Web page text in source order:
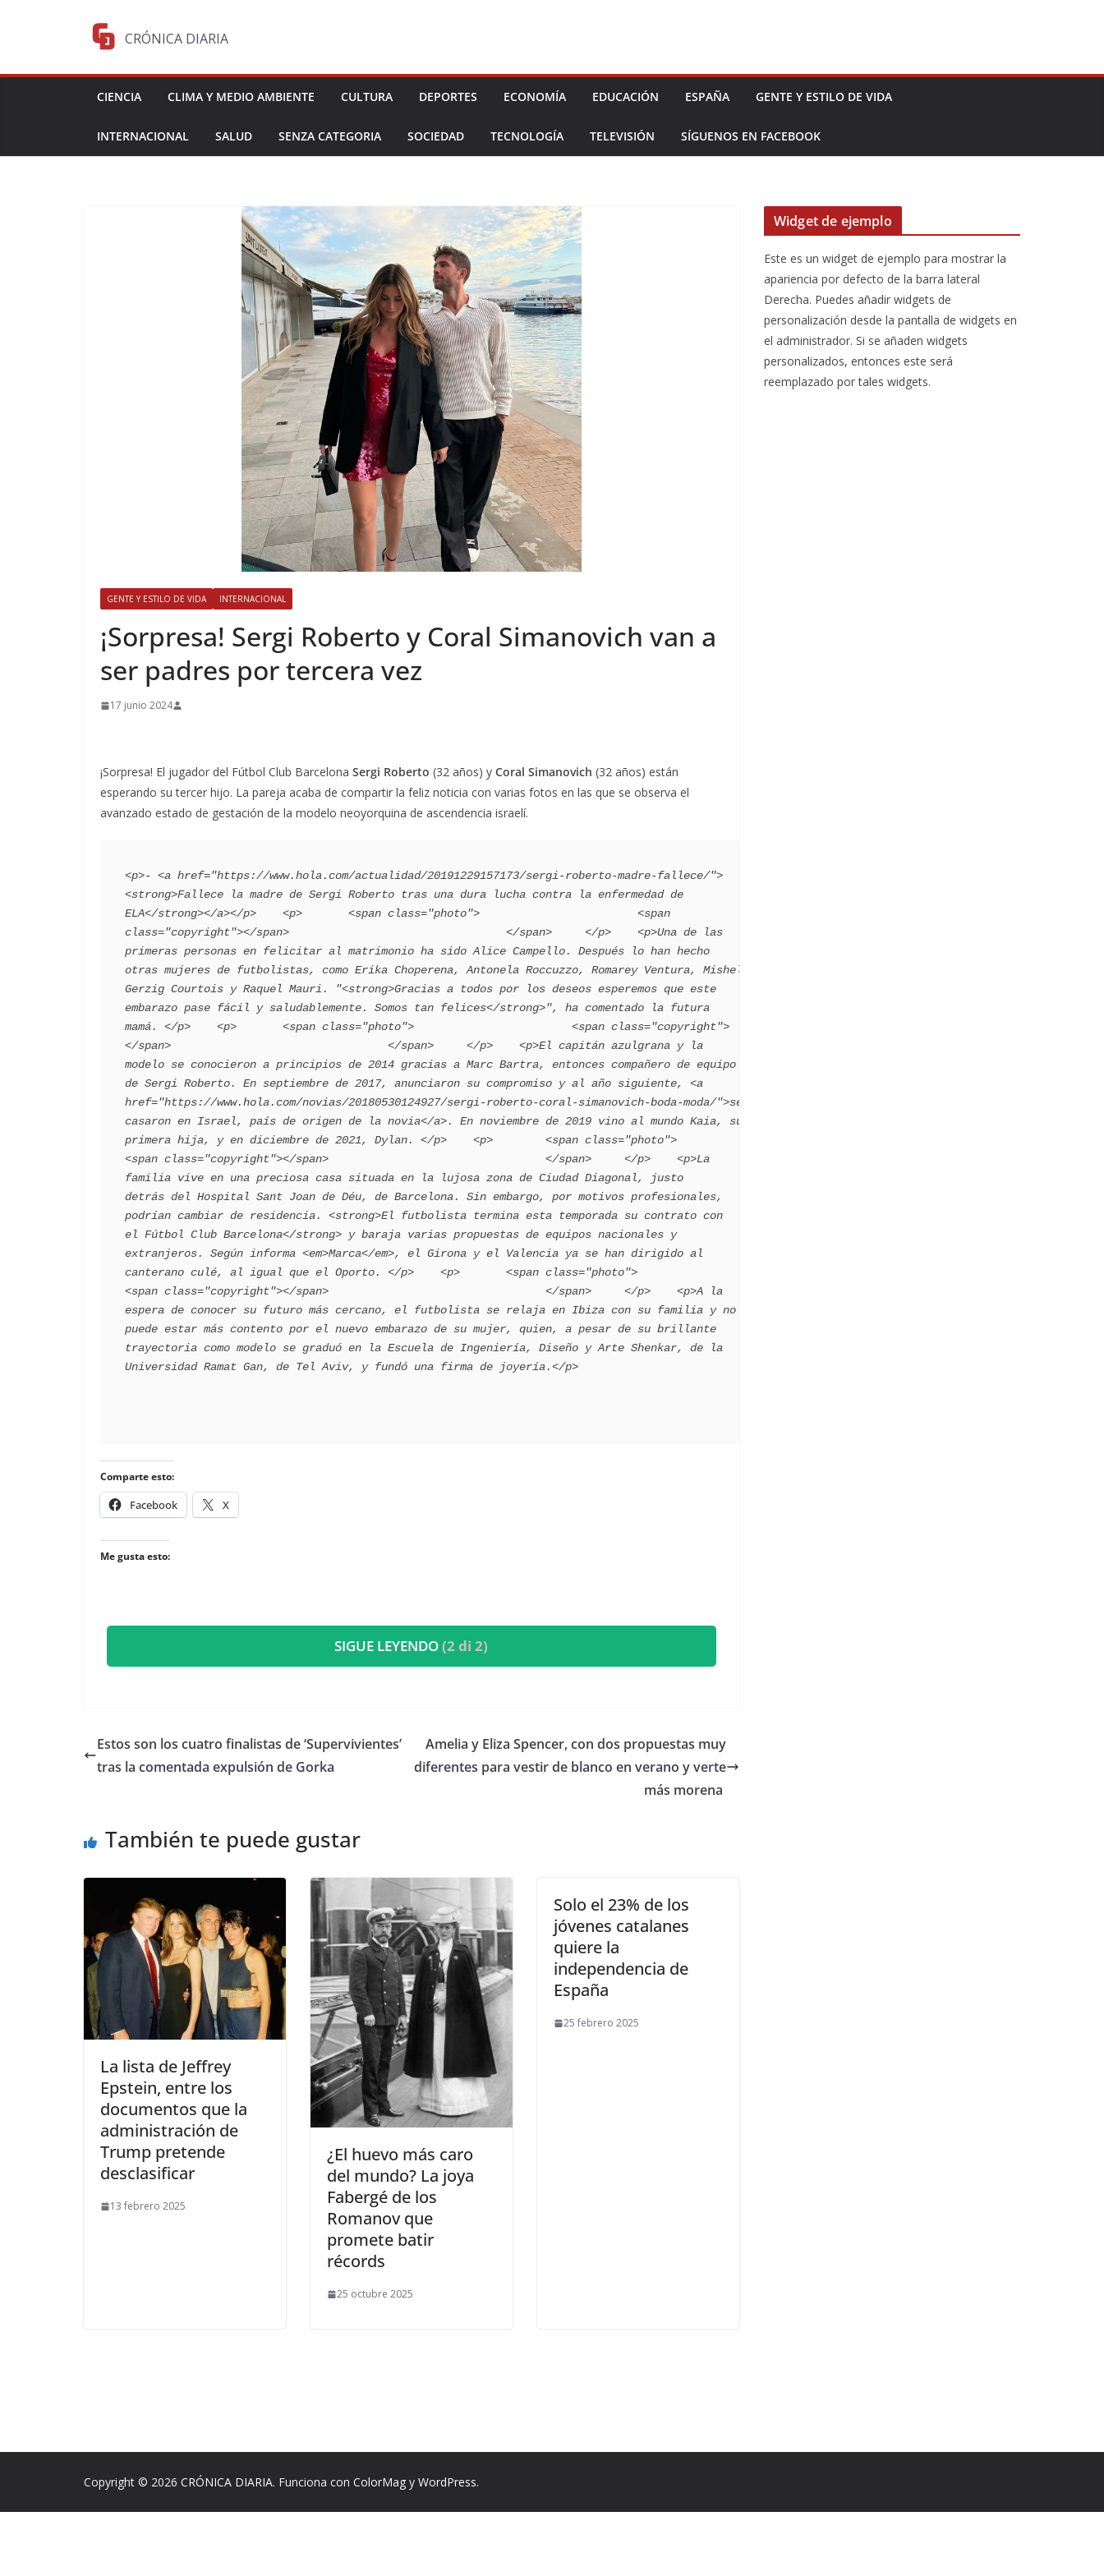
CRÓNICA DIARIA
CIENCIA CLIMA Y MEDIO AMBIENTE CULTURA DEPORTES ECONOMÍA EDUCACIÓN ESPAÑA GENTE Y ESTILO DE VIDA
INTERNACIONAL SALUD SENZA CATEGORIA SOCIEDAD TECNOLOGÍA TELEVISIÓN SÍGUENOS EN FACEBOOK
GENTE Y ESTILO DE VIDA INTERNACIONAL
​¡Sorpresa! Sergi Roberto y Coral Simanovich van a
ser padres por tercera vez
17 junio 2024
¡Sorpresa! El jugador del Fútbol Club Barcelona Sergi Roberto (32 años) y Coral Simanovich (32 años) están
esperando su tercer hijo. La pareja acaba de compartir la feliz noticia con varias fotos en las que se observa el
avanzado estado de gestación de la modelo neoyorquina de ascendencia israelí.
<p>- <a href="https://www.hola.com/actualidad/20191229157173/sergi-roberto-madre-fallece/">
<strong>Fallece la madre de Sergi Roberto tras una dura lucha contra la enfermedad de
ELA</strong></a></p>    <p>       <span class="photo">                        <span
class="copyright"></span>                                 </span>     </p>    <p>Una de las
primeras personas en felicitar al matrimonio ha sido Alice Campello. Después lo han hecho
otras mujeres de futbolistas, como Erika Choperena, Antonela Roccuzzo, Romarey Ventura, Mishel
Gerzig Courtois y Raquel Mauri. "<strong>Gracias a todos por los deseos esperemos que este
embarazo pase fácil y saludablemente. Somos tan felices</strong>", ha comentado la futura
mamá. </p>    <p>       <span class="photo">                        <span class="copyright">
</span>                                 </span>     </p>    <p>El capitán azulgrana y la
modelo se conocieron a principios de 2014 gracias a Marc Bartra, entonces compañero de equipo
de Sergi Roberto. En septiembre de 2017, anunciaron su compromiso y al año siguiente, <a
href="https://www.hola.com/novias/20180530124927/sergi-roberto-coral-simanovich-boda-moda/">se
casaron en Israel, país de origen de la novia</a>. En noviembre de 2019 vino al mundo Kaia, su
primera hija, y en diciembre de 2021, Dylan. </p>    <p>        <span class="photo">
<span class="copyright"></span>                                 </span>     </p>    <p>La
familia vive en una preciosa casa situada en la lujosa zona de Ciudad Diagonal, justo
detrás del Hospital Sant Joan de Déu, de Barcelona. Sin embargo, por motivos profesionales,
podrían cambiar de residencia. <strong>El futbolista termina esta temporada su contrato con
el Fútbol Club Barcelona</strong> y baraja varias propuestas de equipos nacionales y
extranjeros. Según informa <em>Marca</em>, el Girona y el Valencia ya se han dirigido al
canterano culé, al igual que el Oporto. </p>    <p>       <span class="photo">
<span class="copyright"></span>                                 </span>     </p>    <p>A la
espera de conocer su futuro más cercano, el futbolista se relaja en Ibiza con su familia y no
puede estar más contento por el nuevo embarazo de su mujer, quien, a pesar de su brillante
trayectoria como modelo se graduó en la Escuela de Ingeniería, Diseño y Arte Shenkar, de la
Comparte esto:
Facebook X
Me gusta esto:
SIGUE LEYENDO(2 di 2)
​Estos son los cuatro finalistas de ‘Supervivientes’
tras la comentada expulsión de Gorka
​Amelia y Eliza Spencer, con dos propuestas muy
diferentes para vestir de blanco en verano y verte
más morena
También te puede gustar
​La lista de Jeffrey
Epstein, entre los
documentos que la
administración de
Trump pretende
desclasificar
13 febrero 2025
​¿El huevo más caro
del mundo? La joya
Fabergé de los
Romanov que
promete batir
récords
25 octubre 2025
Solo el 23% de los
jóvenes catalanes
quiere la
independencia de
España
25 febrero 2025
Widget de ejemplo
Este es un widget de ejemplo para mostrar la
apariencia por defecto de la barra lateral
Derecha. Puedes añadir widgets de
personalización desde la pantalla de widgets en
el administrador. Si se añaden widgets
personalizados, entonces este será
reemplazado por tales widgets.
Copyright © 2026 CRÓNICA DIARIA. Funciona con ColorMag y WordPress.